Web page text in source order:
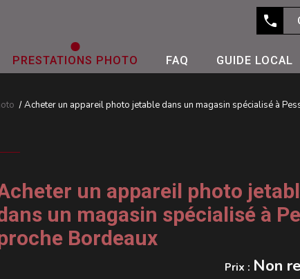
PRESTATIONS PHOTO FAQ GUIDE LOCAL
Acheter un appareil photo jetable dans un magasin spécialisé à
un appareil photo
un magasin spécialisé à
Bordeaux
Prix : Non